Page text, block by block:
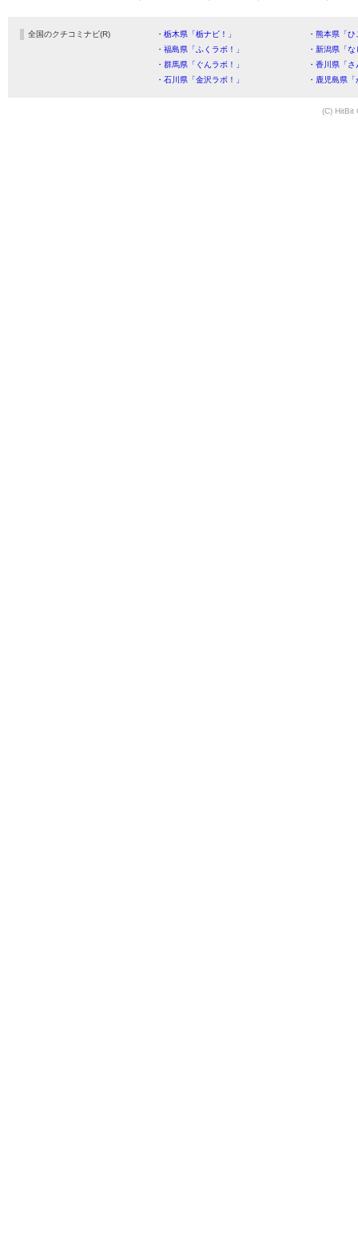
全国のクチコミナビ(R) ・栃木県「栃ナビ！」
・熊本県「
・福島県「ふくラボ！」
・新潟県「
・群馬県「ぐんラボ！」
・香川県「
・石川県「金沢ラボ！」
・鹿児島県
(C) HitBit